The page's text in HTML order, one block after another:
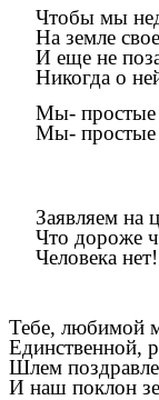
Чтобы мы
На земле
И еще не
Никогда о
Мы- простые
Мы- простые
Заявляем на
Что
Человека нет!
Тебе, любимой
Единственной,
Шлем
И наш поклон